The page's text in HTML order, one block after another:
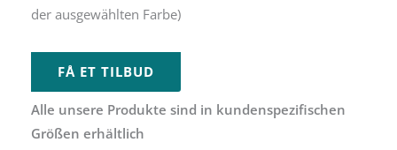
der ausgewählten Farbe)
FÅ ET TILBUD
Alle unsere Produkte sind in kundenspezifischen
Größen erhältlich